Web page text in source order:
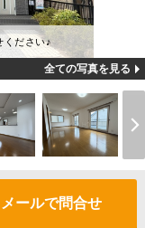
ください♪
全ての写真を見る
メールで問合せ